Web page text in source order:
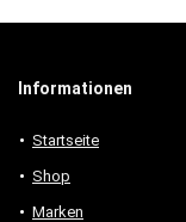
Informationen
Startseite
Shop
Marken